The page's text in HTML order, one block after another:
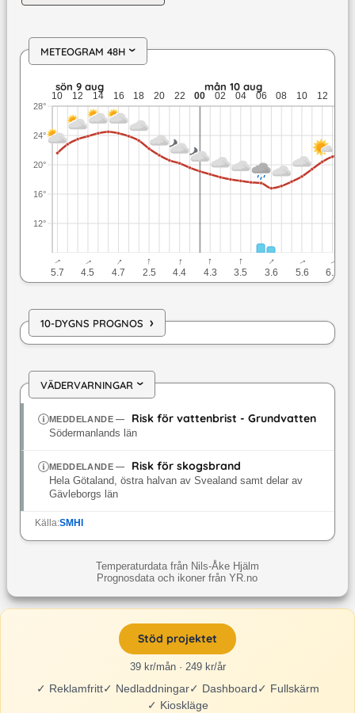
METEOGRAM 48H ›
sön 9 aug: 24,5 till 19,6 grader: ingen nederbörd: upp till
sön 9 aug mån 10 aug
10 12 14 16 18 20 22 00 02 04 06 08 10 12
12°
16°
20°
24°
28°
↓
5.7
↓
4.5
↓
4.7
↓
2.5
↓
4.4
↓
4.3
↓
3.5
↓
3.6
↓
5.6
↓
6.2
10-DYGNS PROGNOS ›
VÄDERVARNINGAR›
MEDDELANDE— Risk för vattenbrist - Grundvatten
Södermanlands län
MEDDELANDE— Risk för skogsbrand
Hela Götaland, östra halvan av Svealand samt delar av
Gävleborgs län
Källa:SMHI
Temperaturdata från Nils-Åke Hjälm
Prognosdata och ikoner från YR.no
Stöd projektet
39 kr/mån · 249 kr/år
✓ Reklamfritt✓ Nedladdningar✓ Dashboard✓ Fullskärm
✓ Kioskläge